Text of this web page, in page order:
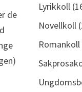
de
Lyrikkoll
Novellkoll
Romankoll